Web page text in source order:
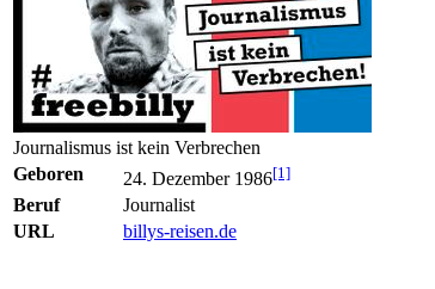
Journalismus ist kein Verbrechen
Geboren
24. Dezember 1986[1]
Beruf
Journalist
URL
billys-reisen.de